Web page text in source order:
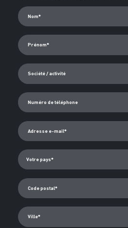
Nom*
Prénom*
Société / activité
Numéro de téléphone
Adresse e-mail*
Code postal*
Ville*